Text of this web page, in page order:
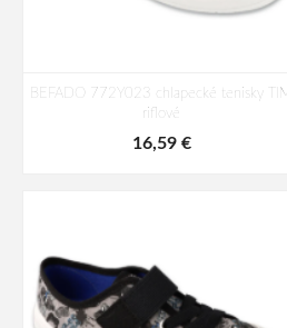
BEFADO 772Y023 chlapecké tenisky TIM
riflové
16,59 €